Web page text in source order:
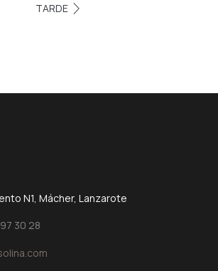
TARDE
N1, Mácher, Lanzarote
30 28